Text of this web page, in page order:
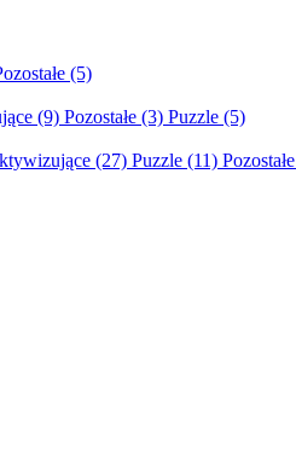
(5)
(9) Pozostałe (3) Puzzle (5)
(27) Puzzle (11) Pozostałe